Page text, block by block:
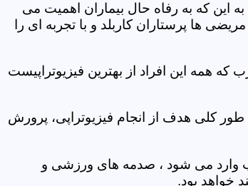
این که به رفاه حال بیماران اهمیت می
ها پرستاران کاربلد و با تجربه ای را
همه این افراد از بهترین فیزیوتراپیست
کلی هدف از انجام فیزیوتراپی، پرورش
وارد می شود ، صدمه های ورزشی و
خواهد بود.